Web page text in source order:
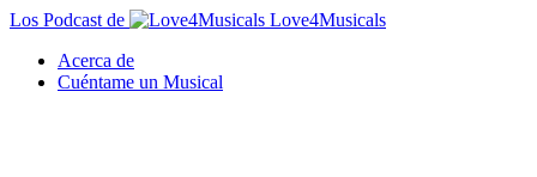
Los Podcast de
Love4Musicals
Acerca de
Cuéntame un Musical